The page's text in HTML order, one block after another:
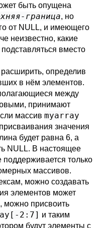
быть опущена
граница, но
от NULL, и имеющего
неизвестно, какие
вместо
определив
в нём элементов.
между
принимают
массив myarray
значения
будет равна 6, а
NULL. В настоящее
только
массивов.
можно создавать
элементов может
можно присвоить
2:7] и таким
будут элементы с